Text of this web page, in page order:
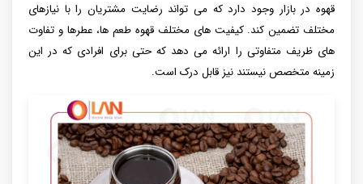
قهوه در بازار وجود دارد که می تواند رضایت مشتریان را با نیازهای
مختلف تضمین کند. کیفیت های مختلف قهوه طعم ها، عطرها و تفاوت
های ظریف متفاوتی را ارائه می دهد که حتی برای افرادی که در این
زمینه متخصص نیستند نیز قابل درک است.